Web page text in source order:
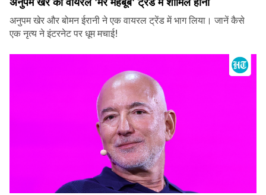
अनुपम खेर और बोमन ईरानी ने एक वायरल ट्रेंड में भाग लिया। जानें कैसे
एक नृत्य ने इंटरनेट पर धूम मचाई!